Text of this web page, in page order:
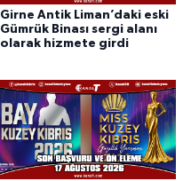
Girne Antik Liman’daki eski
Gümrük Binası sergi alanı
olarak hizmete girdi